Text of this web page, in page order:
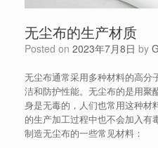
无尘布的生产材质
Posted on 2023年7月8日 by
无尘布通常采用多种材料的高分
洁和防护性能。无尘布的是用聚
身是无毒的，人们也常用这种材
的生产加工过程中也不会加入有
制造无尘布的一些常见材料：